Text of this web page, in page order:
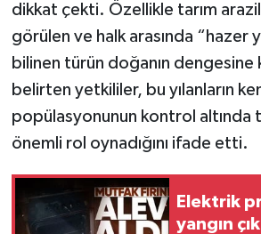
dikkat çekti. Özellikle tarım
görülen ve halk arasında “hazer
bilinen türün doğanın dengesine
belirten yetkililer, bu yılanların
popülasyonunun kontrol altında
önemli rol oynadığını ifade etti.
Elektrik
yangın